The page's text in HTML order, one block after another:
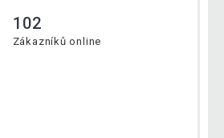
102
Zákazníků online